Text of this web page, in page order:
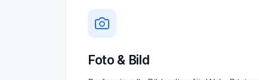
Foto & Bild